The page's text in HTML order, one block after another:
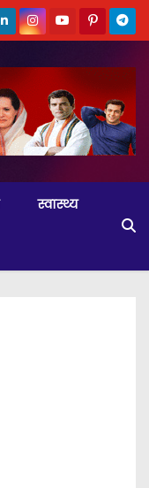
स्वास्थ्य